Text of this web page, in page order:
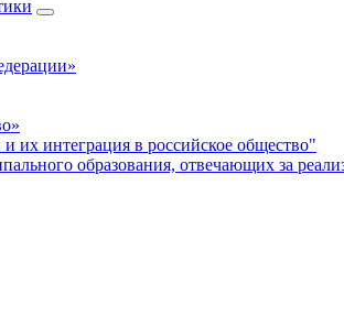
их интеграция в российское общество"
образования, отвечающих за